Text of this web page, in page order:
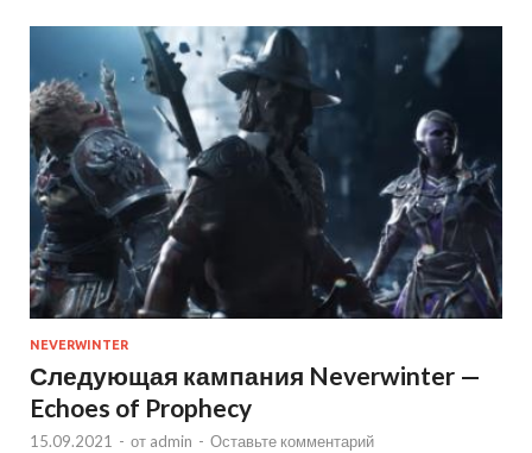
NEVERWINTER
Следующая кампания Neverwinter —
Echoes of Prophecy
15.09.2021 - от admin - Оставьте комментарий